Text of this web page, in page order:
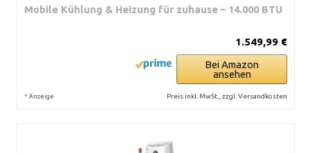
Mobile Kühlung & Heizung für zuhause – 14.000 BTU
1.549,99 €
Bei Amazon
ansehen
* Anzeige Preis inkl. MwSt., zzgl. Versandkosten